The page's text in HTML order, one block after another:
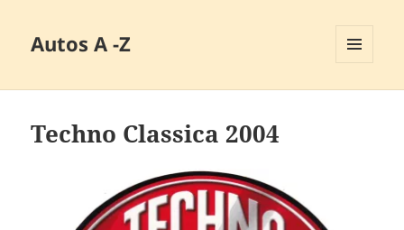
Autos A -Z
Techno Classica 2004